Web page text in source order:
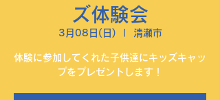
ズ体験会
3月08日(日) 清瀬市
体験に参加してくれた子供達にキッズキャッ
プをプレゼントします！